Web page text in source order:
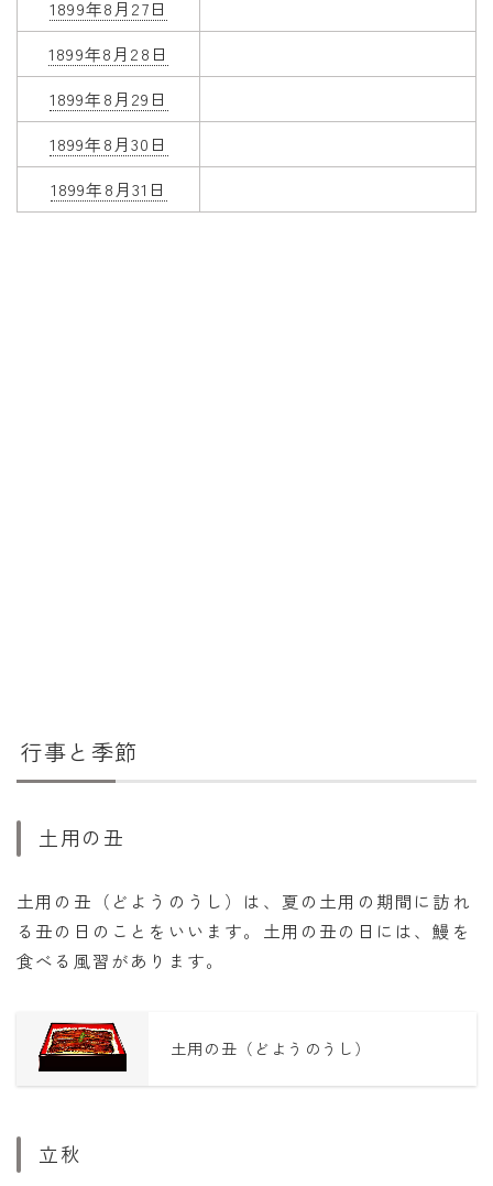
1899年8月27日
1899年8月28日
1899年8月29日
1899年8月30日
1899年8月31日
行事と季節
土用の丑
土用の丑（どようのうし）は、夏の土用の期間に訪れ
る丑の日のことをいいます。土用の丑の日には、鰻を
食べる風習があります。
土用の丑（どようのうし）
立秋